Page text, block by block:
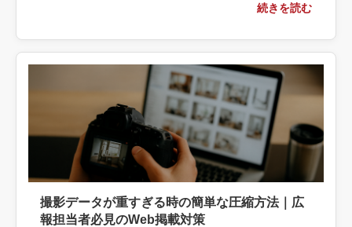
と外部へ相談する条件、相談前に用意する情報、依頼
続きを読む
撮影データが重すぎる時の簡単な圧縮方法｜広
報担当者必見のWeb掲載対策